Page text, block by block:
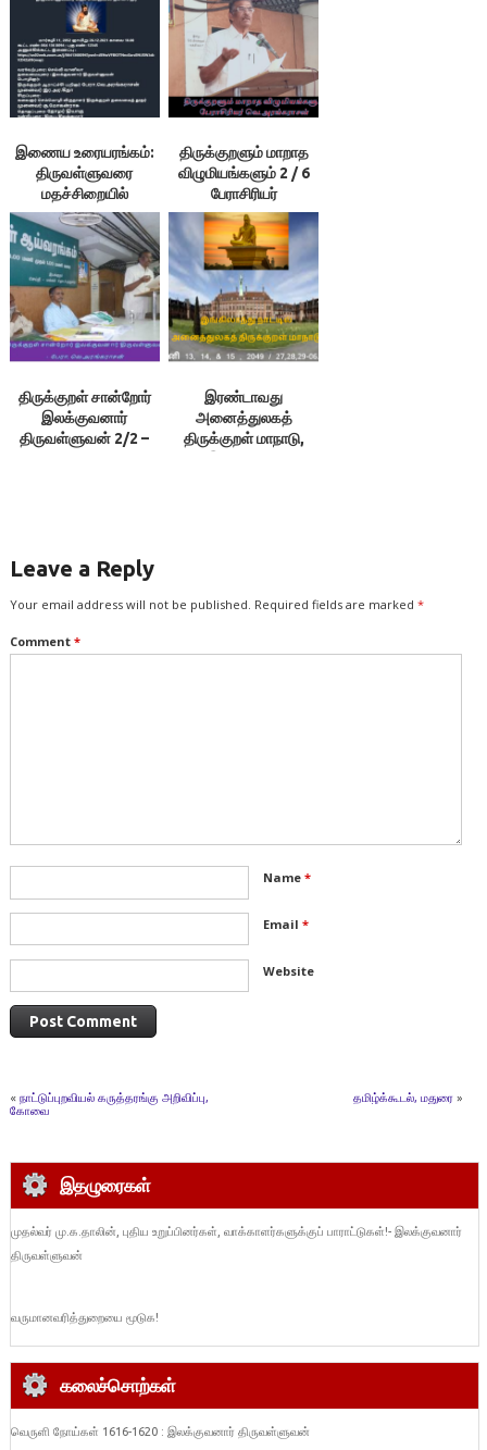
திருவள்ளுவன்
இணைய உரையரங்கம்:
திருவள்ளுவரை
மதச்சிறையில்
தள்ளாதீர்: 26/12/21
திருக்குறளும் மாறாத
விழுமியங்களும் 2 / 6
பேராசிரியர்
வெ.அரங்கராசன்
திருக்குறள் சான்றோர்
இலக்குவனார்
திருவள்ளுவன் 2/2 –
இரண்டாவது
அனைத்துலகத்
திருக்குறள் மாநாடு,
Leave a Reply
Your email address will not be published. Required fields are marked *
Comment *
Name *
Email *
Website
« நாட்டுப்புறவியல் கருத்தரங்கு அறிவிப்பு,
கோவை
தமிழ்க்கூடல், மதுரை »
இதழுரைகள்
முதல்வர் மு.க.தாலின், புதிய உறுப்பினர்கள், வாக்காளர்களுக்குப் பாராட்டுகள்!- இலக்குவனார்
திருவள்ளுவன்
வருமானவரித்துறையை மூடுக!
கலைச்சொற்கள்
வெருளி நோய்கள் 1616-1620 : இலக்குவனார் திருவள்ளுவன்